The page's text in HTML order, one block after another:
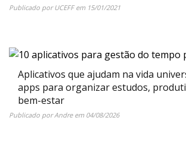
Publicado porUCEFFem 15/01/2021
Aplicativos que ajudam na vida
apps para organizar estudos,
bem-estar
Publicado porAndreem 04/08/2026